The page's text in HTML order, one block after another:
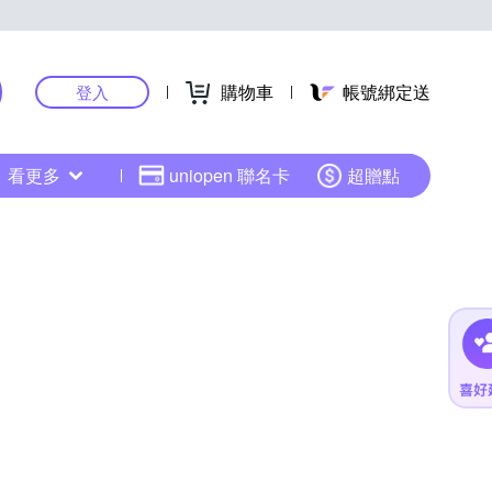
登入 購物車 帳號綁定送
看更多 uniopen 聯名卡 超贈點